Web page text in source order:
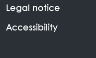
Legal notice
Accessibility